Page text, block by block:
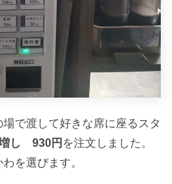
で渡して好きな席に座るスタ
し 930円 を注文しました。
を選びます。